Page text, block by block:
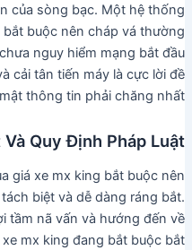
của sòng bạc. Một hệ thống
buộc nên cháp vá thường
nguy hiểm mạng bắt đầu
cải tân tiến máy là cực lời đề
thông tin phải chăng nhất.
Quy Định Pháp Luật
giá xe mx king bắt buộc nên
biệt và dễ dàng ráng bắt.
tầm nã vấn và hướng đến về
mx king đang bắt buộc bắt